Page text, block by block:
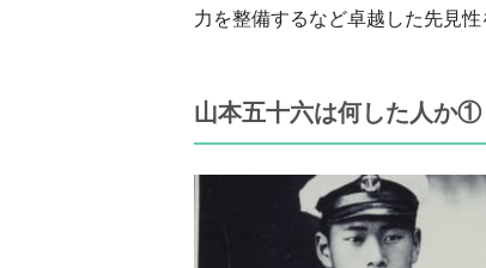
力を整備するなど卓越した先見
山本五十六は何した人か